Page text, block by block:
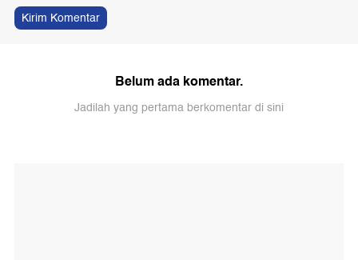
Kirim Komentar
Belum ada komentar.
Jadilah yang pertama berkomentar di sini